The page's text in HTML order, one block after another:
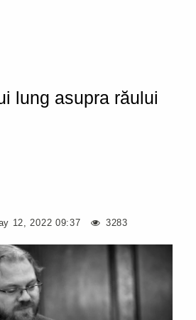
lung asupra răului
12, 2022 09:37 3283